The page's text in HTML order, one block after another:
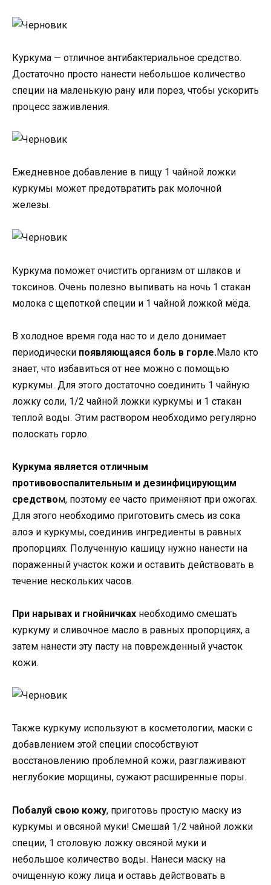
Куркума — отличное антибактериальное средство.
Достаточно просто нанести небольшое количество
специи на маленькую рану или порез, чтобы ускорить
процесс заживления.
Ежедневное добавление в пищу 1 чайной ложки
куркумы может предотвратить рак молочной
железы.
Куркума поможет очистить организм от шлаков и
токсинов. Очень полезно выпивать на ночь 1 стакан
молока с щепоткой специи и 1 чайной ложкой мёда.
В холодное время года нас то и дело донимает
периодически появляющаяся боль в горле.Мало кто
знает, что избавиться от нее можно с помощью
куркумы. Для этого достаточно соединить 1 чайную
ложку соли, 1/2 чайной ложки куркумы и 1 стакан
теплой воды. Этим раствором необходимо регулярно
полоскать горло.
Куркума является отличным
противовоспалительным и дезинфицирующим
средством, поэтому ее часто применяют при ожогах.
Для этого необходимо приготовить смесь из сока
алоэ и куркумы, соединив ингредиенты в равных
пропорциях. Полученную кашицу нужно нанести на
пораженный участок кожи и оставить действовать в
течение нескольких часов.
При нарывах и гнойничках необходимо смешать
куркуму и сливочное масло в равных пропорциях, а
затем нанести эту пасту на поврежденный участок
кожи.
Также куркуму используют в косметологии, маски с
добавлением этой специи способствуют
восстановлению проблемной кожи, разглаживают
неглубокие морщины, сужают расширенные поры.
Побалуй свою кожу, приготовь простую маску из
куркумы и овсяной муки! Смешай 1/2 чайной ложки
специи, 1 столовую ложку овсяной муки и
небольшое количество воды. Нанеси маску на
очищенную кожу лица и оставь действовать в